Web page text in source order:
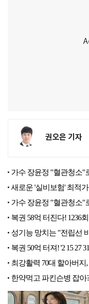
권오은 기자